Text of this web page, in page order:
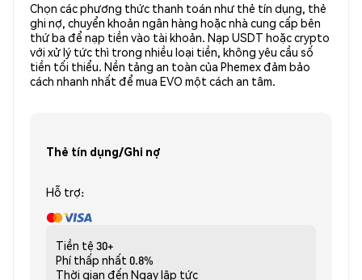
Chọn các phương thức thanh toán như thẻ tín dụng, thẻ
ghi nợ, chuyển khoản ngân hàng hoặc nhà cung cấp bên
thứ ba để nạp tiền vào tài khoản. Nạp USDT hoặc crypto
với xử lý tức thì trong nhiều loại tiền, không yêu cầu số
tiền tối thiểu. Nền tảng an toàn của Phemex đảm bảo
cách nhanh nhất để mua EVO một cách an tâm.
Thẻ tín dụng/Ghi nợ
Hỗ trợ:
Tiền tệ 30+
Phí thấp nhất 0.8%
Thời gian đến Ngay lập tức